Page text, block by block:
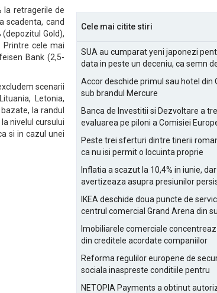
la retragerile de
scadenta, cand
Gold),
Printre cele mai
Bank (2,5-
scenarii
Letonia,
la randul
nivelul cursului
si in cazul unei
Cele mai citite stiri
SUA au cumparat yeni japonezi
data in peste un deceniu, ca semn
Accor deschide primul sau hotel din
sub brandul Mercure
Banca de Investitii si Dezvoltare a
evaluarea pe piloni a Comisiei
Peste trei sferturi dintre tinerii
ca nu isi permit o locuinta proprie
Inflatia a scazut la 10,4% in iunie,
avertizeaza asupra presiunilor
IKEA deschide doua puncte de
centrul comercial Grand Arena din
Imobiliarele comerciale
din creditele acordate companiilor
Reforma regulilor europene de
sociala inaspreste conditiile pentru
NETOPIA Payments a obtinut